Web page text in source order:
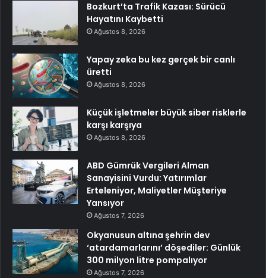
Bozkurt’ta Trafik Kazası: Sürücü
Hayatını Kaybetti
Ağustos 8, 2026
Yapay zeka bu kez gerçek bir canlı
üretti
Ağustos 8, 2026
Küçük işletmeler büyük siber risklerle
karşı karşıya
Ağustos 8, 2026
ABD Gümrük Vergileri Alman
Sanayisini Vurdu: Yatırımlar
Erteleniyor, Maliyetler Müşteriye
Yansıyor
Ağustos 7, 2026
Okyanusun altına şehrin dev
‘atardamarlarını’ döşediler: Günlük
300 milyon litre pompalıyor
Ağustos 7, 2026